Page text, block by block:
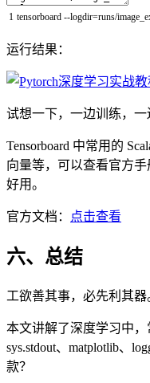
1 tensorboard --logdir=runs/
运行结果：
试想一下，一边训练，一
Tensorboard 中常用的
向量等，可以查看官方
好用。
官方文档： 点击查看
六、总结
工欲善其事，必先利其器
本文讲解了深度学习中，
sys.stdout、matplotlib、
款？